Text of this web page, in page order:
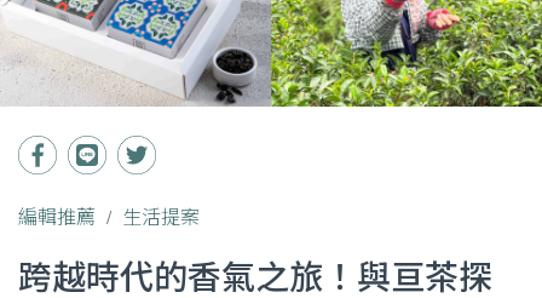
編輯推薦 生活提案
跨越時代的香氣之旅！與亘茶探